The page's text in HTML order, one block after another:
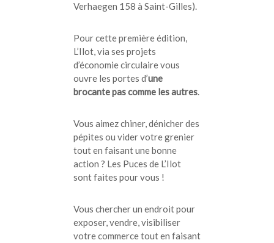
Verhaegen 158 à Saint-Gilles).
Pour cette première édition,
L’Ilot, via ses projets
d’économie circulaire vous
ouvre les portes d’une
brocante pas comme les autres.
Vous aimez chiner, dénicher des
pépites ou vider votre grenier
tout en faisant une bonne
action ? Les Puces de L’Ilot
sont faites pour vous !
Vous chercher un endroit pour
exposer, vendre, visibiliser
votre commerce tout en faisant